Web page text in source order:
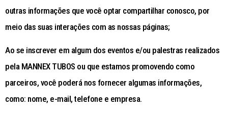
outras informações que você optar compartilhar conosco, por
meio das suas interações com as nossas páginas;
Ao se inscrever em algum dos eventos e/ou palestras realizados
pela MANNEX TUBOS ou que estamos promovendo como
parceiros, você poderá nos fornecer algumas informações,
como: nome, e-mail, telefone e empresa.